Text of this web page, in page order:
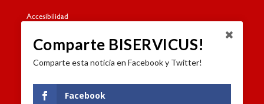
Accesibilidad
Política de cookies
Contacto
Comparte BISERVICUS!
Comparte esta noticia en Facebook y Twitter!
Facebook